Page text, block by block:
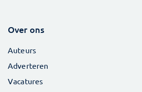
Over ons
Auteurs
Adverteren
Vacatures